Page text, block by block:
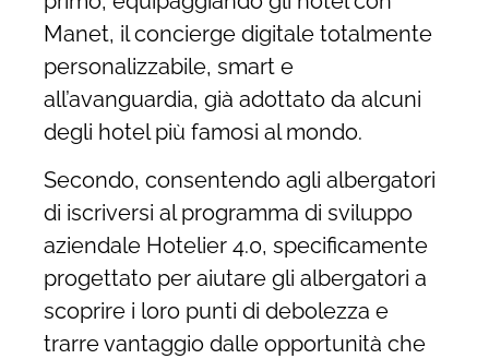
Manet, il concierge digitale totalmente
personalizzabile, smart e
all’avanguardia, già adottato da alcuni
degli hotel più famosi al mondo.
Secondo, consentendo agli albergatori
di iscriversi al programma di sviluppo
aziendale Hotelier 4.0, specificamente
progettato per aiutare gli albergatori a
scoprire i loro punti di debolezza e
trarre vantaggio dalle opportunità che